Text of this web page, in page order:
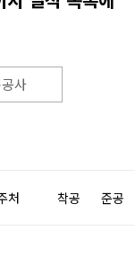
사
처 착공 준공